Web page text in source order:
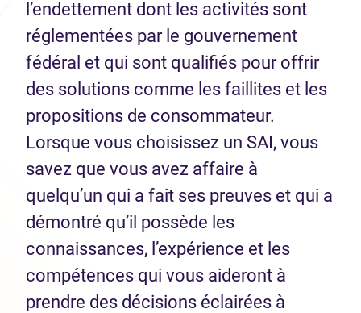
l’endettement dont les activités sont
réglementées par le gouvernement
fédéral et qui sont qualifiés pour offrir
des solutions comme les faillites et les
propositions de consommateur.
Lorsque vous choisissez un SAI, vous
savez que vous avez affaire à
quelqu’un qui a fait ses preuves et qui a
démontré qu’il possède les
connaissances, l’expérience et les
compétences qui vous aideront à
prendre des décisions éclairées à